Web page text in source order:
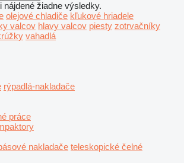
nájdené žiadne výsledky.
olejové chladiče kľukové hriadele
valcov hlavy valcov piesty zotrvačníky
vahadlá
rýpadlá-nakladače
práce
nakladače teleskopické čelné